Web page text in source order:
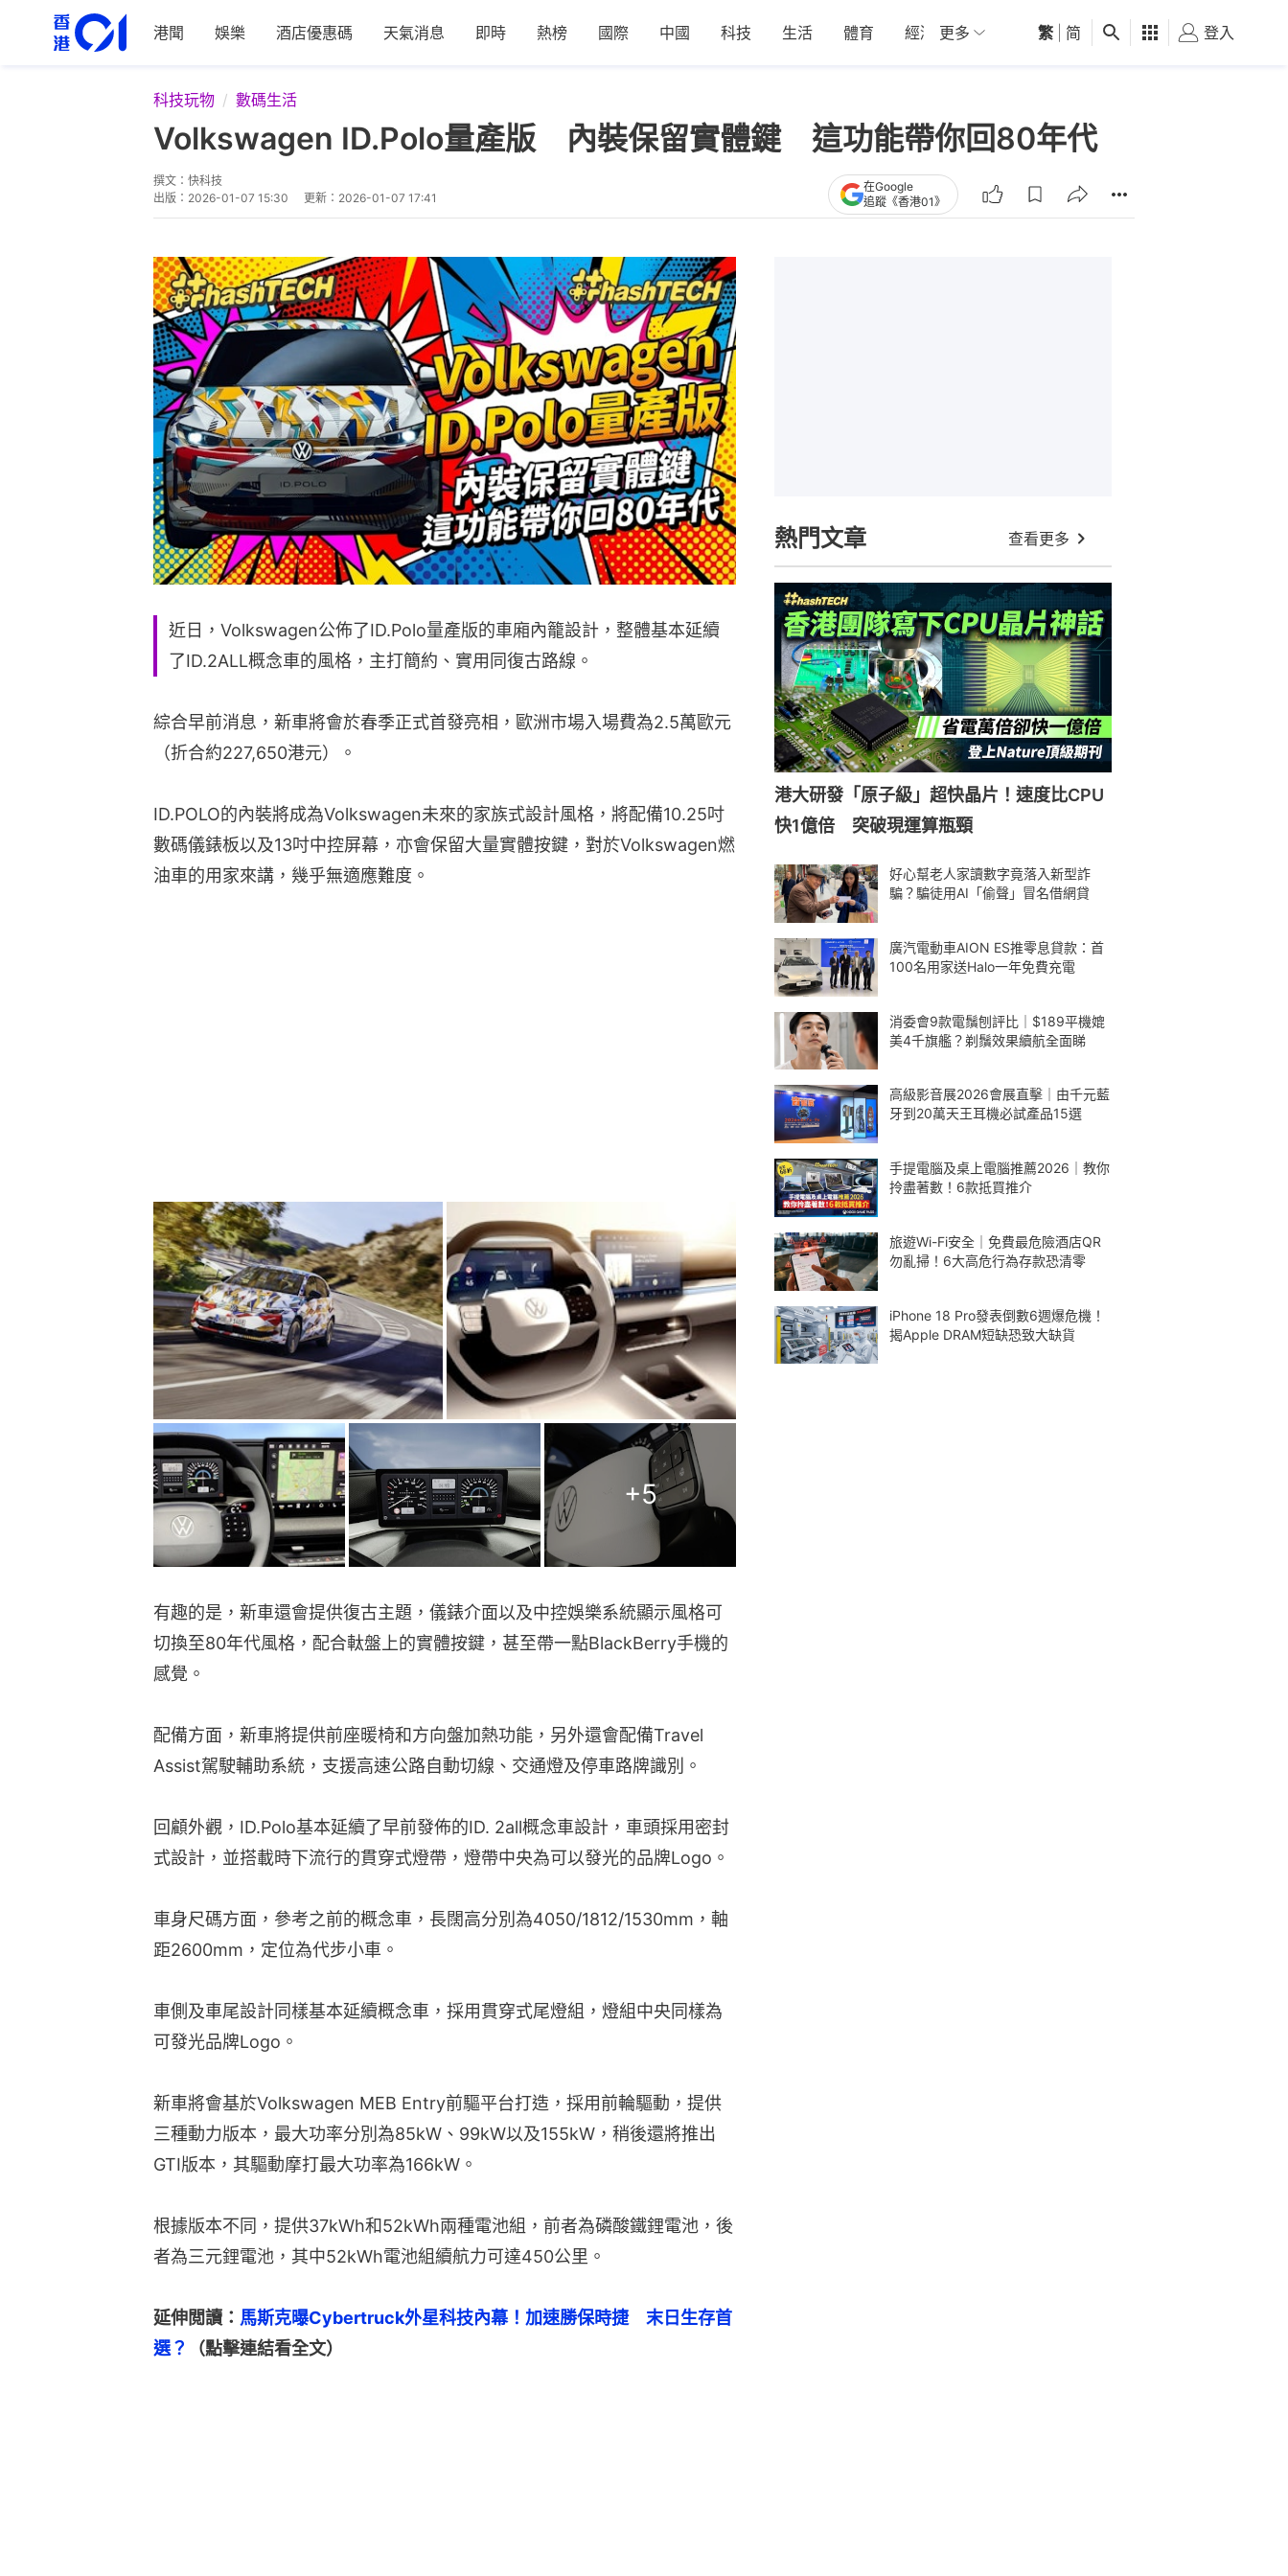
港聞 娛樂 酒店優惠碼 天氣消息 即時 熱榜 國際 中國 科技 生活 體育 經濟 01深圳 觀點 健康 好食玩飛
更多 繁 简 登入
科技玩物 數碼生活
Volkswagen ID.Polo量產版 內裝保留實體鍵 這功能帶你回80年代
撰文： 快科技
出版： 2026-01-07 15:30 更新： 2026-01-07 17:41
在Google
追蹤《香港01》
近日，Volkswagen公佈了ID.Polo量產版的車廂內籠設計，整體基本延續
了ID.2ALL概念車的風格，主打簡約、實用同復古路線。
綜合早前消息，新車將會於春季正式首發亮相，歐洲市場入場費為2.5萬歐元
（折合約227,650港元）。
ID.POLO的內裝將成為Volkswagen未來的家族式設計風格，將配備10.25吋
數碼儀錶板以及13吋中控屏幕，亦會保留大量實體按鍵，對於Volkswagen燃
油車的用家來講，幾乎無適應難度。
+5
有趣的是，新車還會提供復古主題，儀錶介面以及中控娛樂系統顯示風格可
切換至80年代風格，配合軚盤上的實體按鍵，甚至帶一點BlackBerry手機的
感覺。
配備方面，新車將提供前座暖椅和方向盤加熱功能，另外還會配備Travel
Assist駕駛輔助系統，支援高速公路自動切線、交通燈及停車路牌識別。
回顧外觀，ID.Polo基本延續了早前發佈的ID. 2all概念車設計，車頭採用密封
式設計，並搭載時下流行的貫穿式燈帶，燈帶中央為可以發光的品牌Logo。
車身尺碼方面，參考之前的概念車，長闊高分別為4050/1812/1530mm，軸
距2600mm，定位為代步小車。
車側及車尾設計同樣基本延續概念車，採用貫穿式尾燈組，燈組中央同樣為
可發光品牌Logo。
新車將會基於Volkswagen MEB Entry前驅平台打造，採用前輪驅動，提供
三種動力版本，最大功率分別為85kW、99kW以及155kW，稍後還將推出
GTI版本，其驅動摩打最大功率為166kW。
根據版本不同，提供37kWh和52kWh兩種電池組，前者為磷酸鐵鋰電池，後
者為三元鋰電池，其中52kWh電池組續航力可達450公里。
延伸閲讀： 馬斯克曝Cybertruck外星科技內幕！加速勝保時捷　末日生存首
選？
（點擊連結看全文）
熱門文章 查看更多
港大研發「原子級」超快晶片！速度比CPU
快1億倍 突破現運算瓶頸
好心幫老人家讀數字竟落入新型詐
騙？騙徒用AI「偷聲」冒名借網貸
廣汽電動車AION ES推零息貸款：首
100名用家送Halo一年免費充電
消委會9款電鬚刨評比｜$189平機媲
美4千旗艦？剃鬚效果續航全面睇
高級影音展2026會展直擊｜由千元藍
牙到20萬天王耳機必試產品15選
手提電腦及桌上電腦推薦2026｜教你
拎盡著數！6款抵買推介
旅遊Wi-Fi安全｜免費最危險酒店QR
勿亂掃！6大高危行為存款恐清零
iPhone 18 Pro發表倒數6週爆危機！
揭Apple DRAM短缺恐致大缺貨